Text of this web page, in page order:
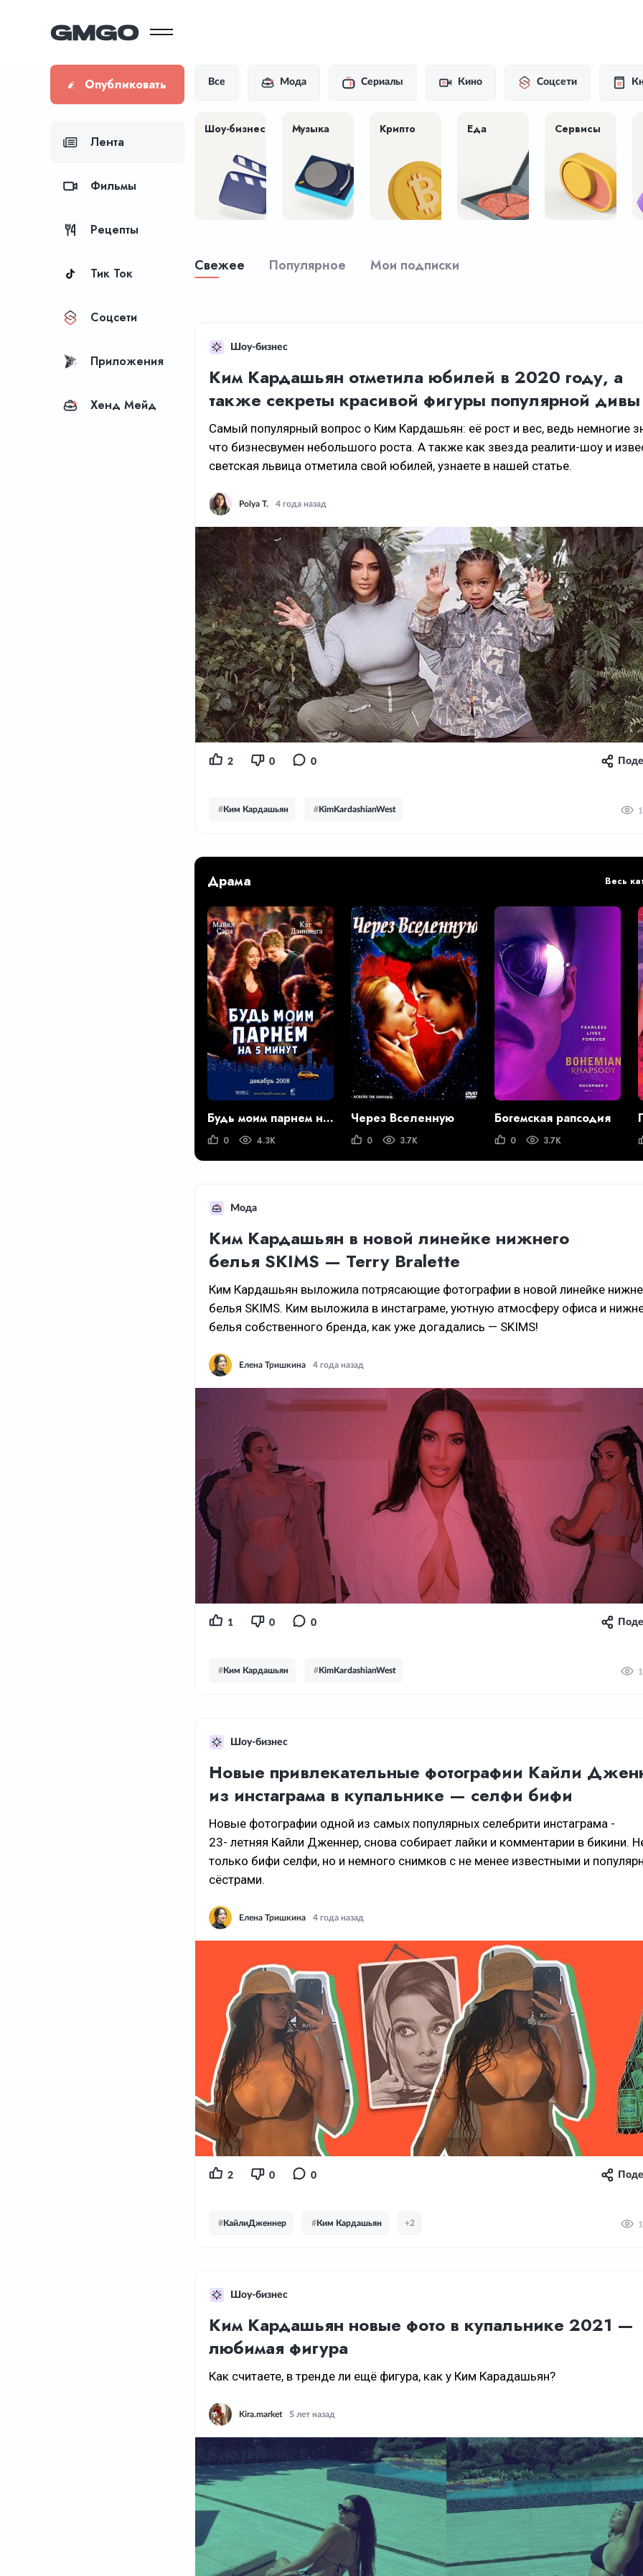
Опубликовать
Лента
Фильмы
Рецепты
Тик Ток
Соцсети
Приложения
Хенд Мейд
Все Мода Сериалы Кино Соцсети
Шоу-бизнес Музыка Крипто Еда Сервисы
Свежее Популярное Мои подписки
Шоу-бизнес
Ким Кардашьян отметила юбилей в 2020 году, а
также секреты красивой фигуры популярной дивы
Самый популярный вопрос о Ким Кардашьян: её рост и вес, ведь немногие
что бизнесвумен небольшого роста. А также как звезда реалити-шоу и
светская львица отметила свой юбилей, узнаете в нашей статье.
Polya T. 4 года назад
2 0 0
#Ким Кардашьян #KimKardashianWest
Драма Весь
Будь моим парнем на пять минут
0 4.3K
Через Вселенную
0 3.7K
Богемская рапсодия
0 3.7K
Мода
Ким Кардашьян в новой линейке нижнего
белья SKIMS — Terry Bralette
Ким Кардашьян выложила потрясающие фотографии в новой линейке
белья SKIMS. Ким выложила в инстаграме, уютную атмосферу офиса и
белья собственного бренда, как уже догадались — SKIMS!
Елена Тришкина 4 года назад
1 0 0
#Ким Кардашьян #KimKardashianWest
Шоу-бизнес
Новые привлекательные фотографии Кайли
из инстаграма в купальнике — селфи бифи
Новые фотографии одной из самых популярных селебрити инстаграма -
23- летняя Кайли Дженнер, снова собирает лайки и комментарии в бикини.
только бифи селфи, но и немного снимков с не менее известными и
сёстрами.
Елена Тришкина 4 года назад
2 0 0
#КайлиДженнер #Ким Кардашьян +2
Шоу-бизнес
Ким Кардашьян новые фото в купальнике 2021 —
любимая фигура
Как считаете, в тренде ли ещё фигура, как у Ким Карадашьян?
Kira.market 5 лет назад